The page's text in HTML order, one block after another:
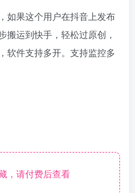
如果这个用户在抖音上发布
搬运到快手，轻松过原创，
软件支持多开。支持监控多
，请付费后查看